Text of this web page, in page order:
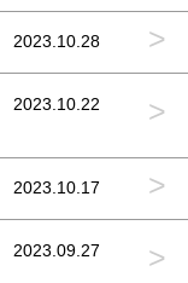
2023.10.28 >
2023.10.22 >
2023.10.17 >
2023.09.27 >